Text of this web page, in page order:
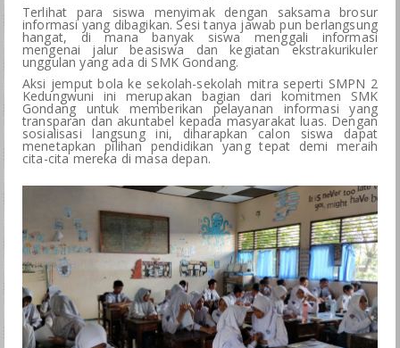
Terlihat para siswa menyimak dengan saksama brosur
informasi yang dibagikan. Sesi tanya jawab pun berlangsung
hangat, di mana banyak siswa menggali informasi
mengenai jalur beasiswa dan kegiatan ekstrakurikuler
unggulan yang ada di SMK Gondang.
Aksi jemput bola ke sekolah-sekolah mitra seperti SMPN 2
Kedungwuni ini merupakan bagian dari komitmen SMK
Gondang untuk memberikan pelayanan informasi yang
transparan dan akuntabel kepada masyarakat luas. Dengan
sosialisasi langsung ini, diharapkan calon siswa dapat
menetapkan pilihan pendidikan yang tepat demi meraih
cita-cita mereka di masa depan.